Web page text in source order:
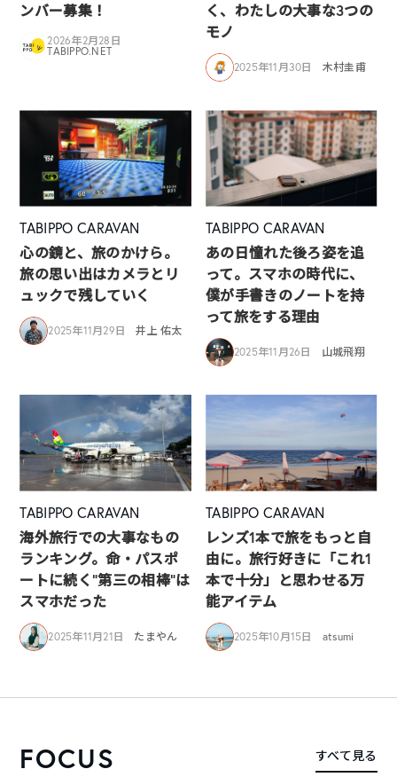
ンバー募集！
2026年2月28日
TABIPPO.NET
く、わたしの大事な3つの
モノ
2025年11月30日 木村圭甫
TABIPPO CARAVAN
心の鏡と、旅のかけら。
旅の思い出はカメラとリ
ュックで残していく
2025年11月29日 井上 佑太
TABIPPO CARAVAN
あの日憧れた後ろ姿を追
って。スマホの時代に、
僕が手書きのノートを持
って旅をする理由
2025年11月26日 山城飛翔
TABIPPO CARAVAN
海外旅行での大事なもの
ランキング。命・パスポ
ートに続く“第三の相棒”は
スマホだった
2025年11月21日 たまやん
TABIPPO CARAVAN
レンズ1本で旅をもっと自
由に。旅行好きに「これ1
本で十分」と思わせる万
能アイテム
2025年10月15日 atsumi
FOCUS すべて見る